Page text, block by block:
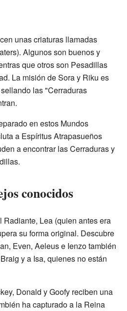
unas criaturas llamadas
Algunos son buenos y
que otros son Pesadillas
La misión de Sora y Riku es
las "Cerraduras
en estos Mundos
a Espíritus Atrapasueños
a encontrar las Cerraduras y
conocidos
Radiante, Lea (quien antes era
su forma original. Descubre
Even, Aeleus e Ienzo también
y a Isa, quienes no están
Donald y Goofy reciben una
ha capturado a la Reina